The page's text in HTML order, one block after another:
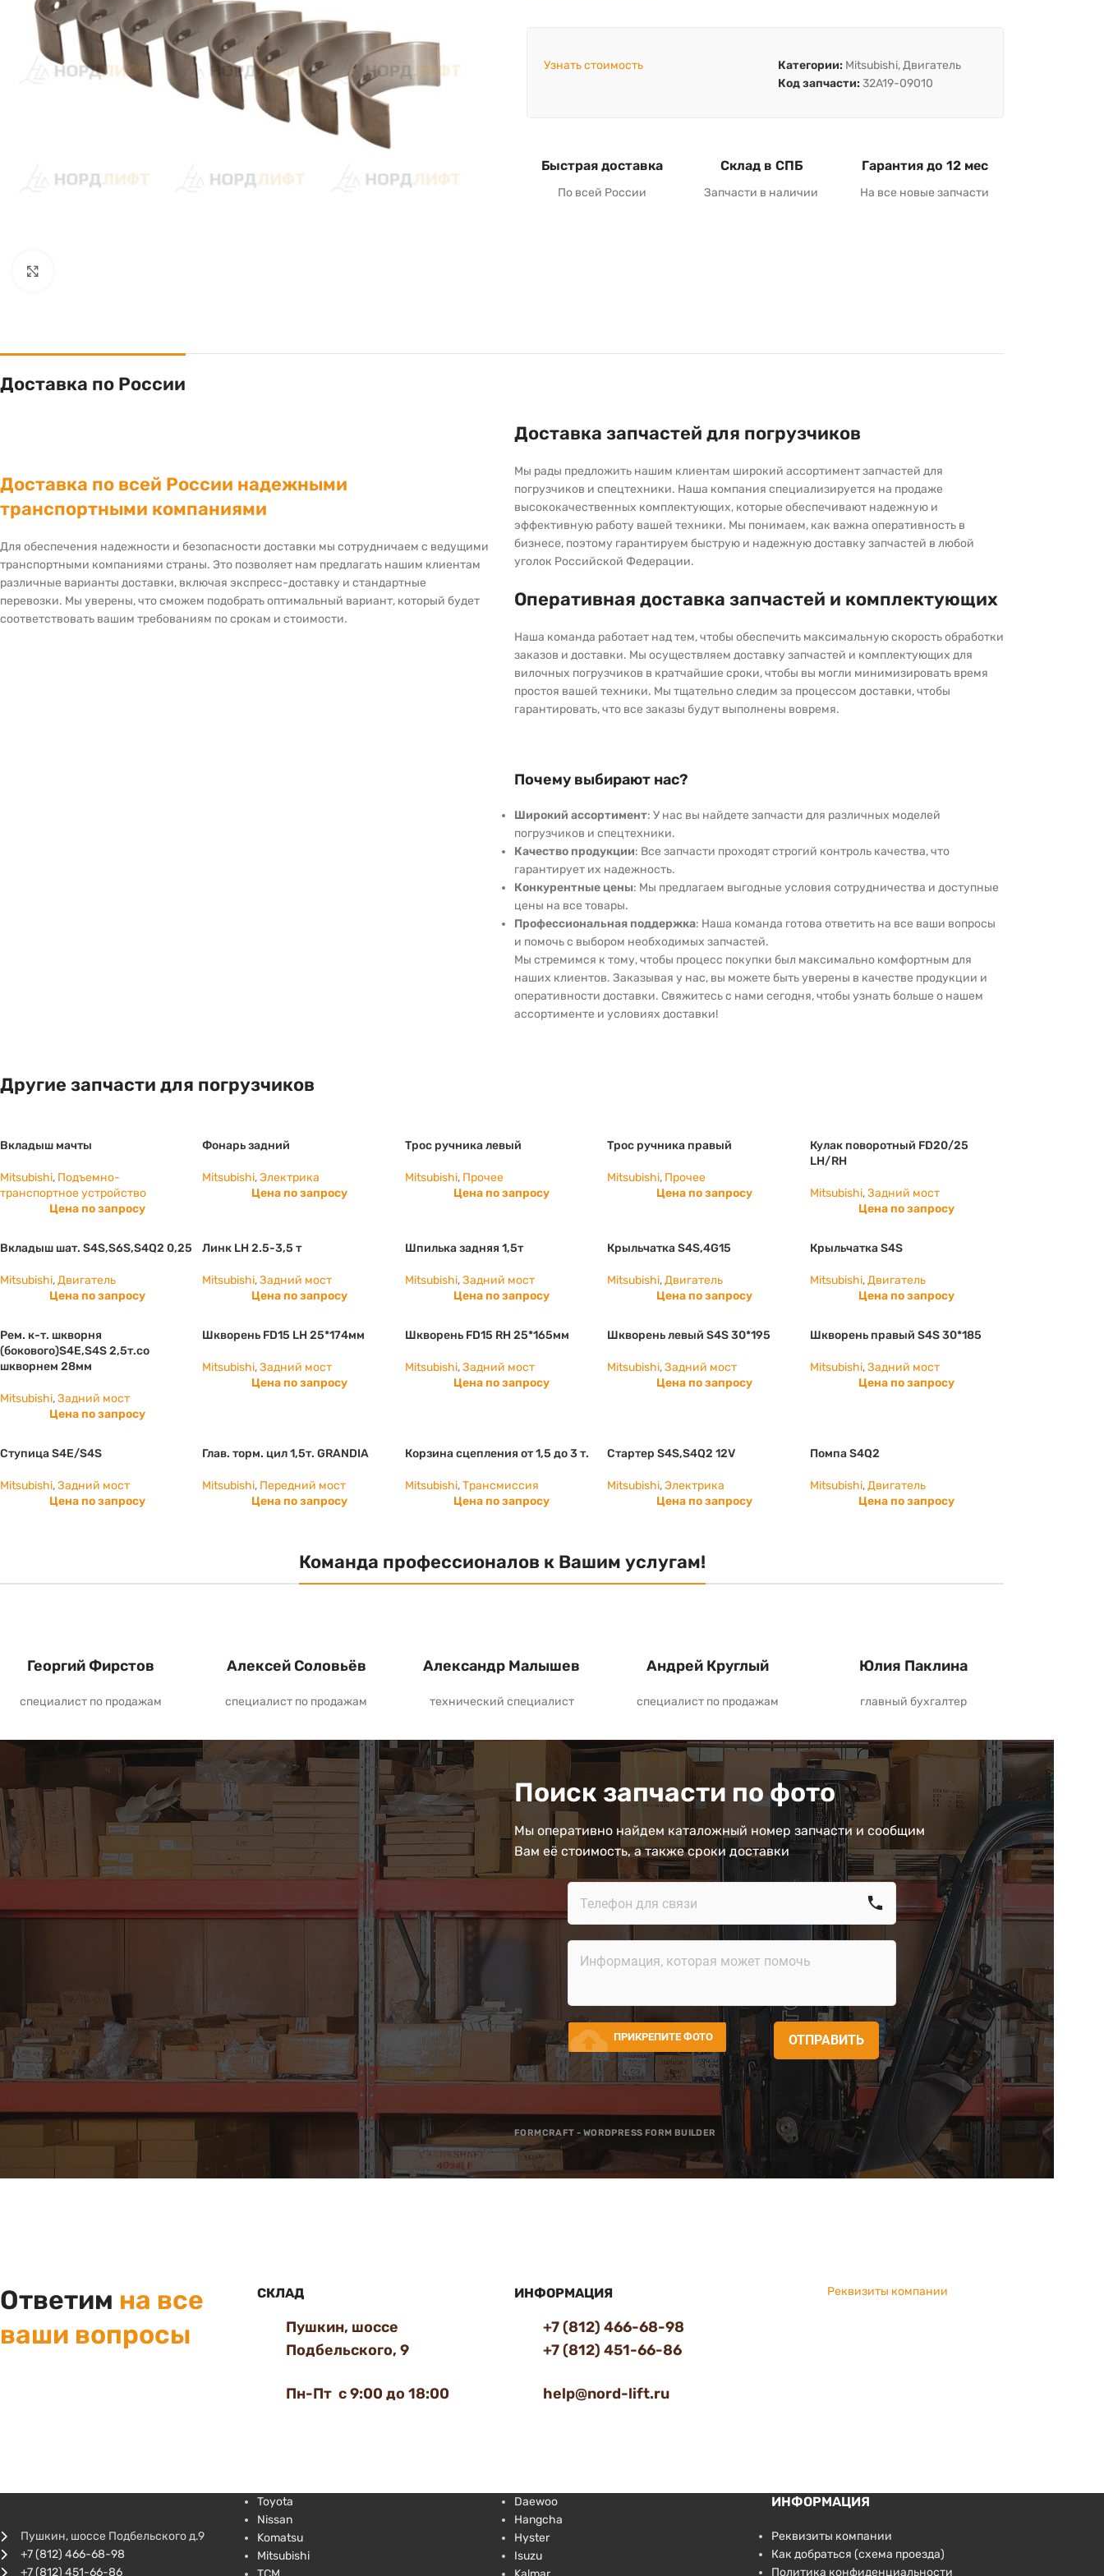
Узнать стоимость Категории: Mitsubishi, Двигатель
Код запчасти: 32A19-09010
Быстрая доставка
По всей России
Склад в СПБ
Запчасти в наличии
Гарантия до 12 мес
На все новые запчасти
Доставка по России
Доставка по всей России надежными
транспортными компаниями
Для обеспечения надежности и безопасности доставки мы сотрудничаем с ведущими
транспортными компаниями страны. Это позволяет нам предлагать нашим клиентам
различные варианты доставки, включая экспресс-доставку и стандартные
перевозки. Мы уверены, что сможем подобрать оптимальный вариант, который будет
соответствовать вашим требованиям по срокам и стоимости.
Доставка запчастей для погрузчиков
Мы рады предложить нашим клиентам широкий ассортимент запчастей для
погрузчиков и спецтехники. Наша компания специализируется на продаже
высококачественных комплектующих, которые обеспечивают надежную и
эффективную работу вашей техники. Мы понимаем, как важна оперативность в
бизнесе, поэтому гарантируем быструю и надежную доставку запчастей в любой
уголок Российской Федерации.
Оперативная доставка запчастей и комплектующих
Наша команда работает над тем, чтобы обеспечить максимальную скорость обработки
заказов и доставки. Мы осуществляем доставку запчастей и комплектующих для
вилочных погрузчиков в кратчайшие сроки, чтобы вы могли минимизировать время
простоя вашей техники. Мы тщательно следим за процессом доставки, чтобы
гарантировать, что все заказы будут выполнены вовремя.
Почему выбирают нас?
Широкий ассортимент: У нас вы найдете запчасти для различных моделей
погрузчиков и спецтехники.
Качество продукции: Все запчасти проходят строгий контроль качества, что
гарантирует их надежность.
Конкурентные цены: Мы предлагаем выгодные условия сотрудничества и доступные
цены на все товары.
Профессиональная поддержка: Наша команда готова ответить на все ваши вопросы
и помочь с выбором необходимых запчастей.
Мы стремимся к тому, чтобы процесс покупки был максимально комфортным для
наших клиентов. Заказывая у нас, вы можете быть уверены в качестве продукции и
оперативности доставки. Свяжитесь с нами сегодня, чтобы узнать больше о нашем
ассортименте и условиях доставки!
Другие запчасти для погрузчиков
Вкладыш мачты
Mitsubishi, Подъемно-
транспортное устройство
Цена по запросу
Фонарь задний
Mitsubishi,Электрика
Цена по запросу
Трос ручника левый
Mitsubishi, Прочее
Цена по запросу
Трос ручника правый
Mitsubishi, Прочее
Цена по запросу
Кулак поворотный FD20/25
LH/RH
Mitsubishi, Задний мост
Цена по запросу
Вкладыш шат. S4S,S6S,S4Q2 0,25
Mitsubishi,Двигатель
Цена по запросу
Линк LH 2.5-3,5 т
Mitsubishi,Задний мост
Цена по запросу
Шпилька задняя 1,5т
Mitsubishi,Задний мост
Цена по запросу
Крыльчатка S4S,4G15
Mitsubishi,Двигатель
Цена по запросу
Крыльчатка S4S
Mitsubishi, Двигатель
Цена по запросу
Рем. к-т. шкворня
(бокового)S4E,S4S 2,5т.со
шкворнем 28мм
Mitsubishi,Задний мост
Цена по запросу
Шкворень FD15 LH 25*174мм
Mitsubishi,Задний мост
Цена по запросу
Шкворень FD15 RH 25*165мм
Mitsubishi,Задний мост
Цена по запросу
Шкворень левый S4S 30*195
Mitsubishi,Задний мост
Цена по запросу
Шкворень правый S4S 30*185
Mitsubishi, Задний мост
Цена по запросу
Ступица S4E/S4S
Mitsubishi,Задний мост
Цена по запросу
Глав. торм. цил 1,5т. GRANDIA
Mitsubishi, Передний мост
Цена по запросу
Корзина сцепления от 1,5 до 3 т.
Mitsubishi,Трансмиссия
Цена по запросу
Стартер S4S,S4Q2 12V
Mitsubishi,Электрика
Цена по запросу
Помпа S4Q2
Mitsubishi, Двигатель
Цена по запросу
Команда профессионалов к Вашим услугам!
Георгий Фирстов
специалист по продажам
Алексей Соловьёв
специалист по продажам
Александр Малышев
технический специалист
Андрей Круглый
специалист по продажам
Юлия Паклина
главный бухгалтер
Поиск запчасти по фото
Мы оперативно найдем каталожный номер запчасти и сообщим
Вам её стоимость, а также сроки доставки
call
cloud_upload ПРИКРЕПИТЕ ФОТО ОТПРАВИТЬ
FORMCRAFT - WORDPRESS FORM BUILDER
Ответим на все
ваши вопросы
СКЛАД
Пушкин, шоссе
Подбельского, 9
Пн-Пт с 9:00 до 18:00
ИНФОРМАЦИЯ
+7 (812) 466-68-98
+7 (812) 451-66-86
help@nord-lift.ru
Реквизиты компании
Пушкин, шоссе Подбельского д.9
+7 (812) 466-68-98
+7 (812) 451-66-86
Toyota
Nissan
Komatsu
Mitsubishi
Daewoo
Hangcha
Hyster
Isuzu
ИНФОРМАЦИЯ
Реквизиты компании
Как добраться (схема проезда)
Политика конфиденциальности